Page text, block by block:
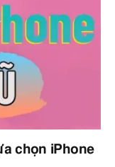
chọn iPhone